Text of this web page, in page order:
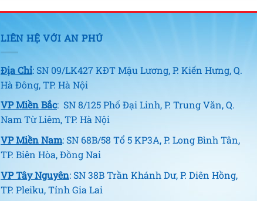
LIÊN HỆ VỚI AN PHÚ
Địa Chỉ: SN 09/LK427 KĐT Mậu Lương, P. Kiến Hưng, Q.
Hà Đông, TP. Hà Nội
VP Miền Bắc: SN 8/125 Phố Đại Linh, P. Trung Văn, Q.
Nam Từ Liêm, TP. Hà Nội
VP Miền Nam: SN 68B/58 Tổ 5 KP3A, P. Long Bình Tân,
TP. Biên Hòa, Đồng Nai
VP Tây Nguyên: SN 38B Trần Khánh Dư, P. Diên Hồng,
TP. Pleiku, Tỉnh Gia Lai